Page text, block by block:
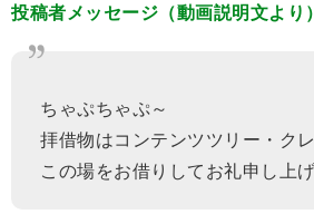
投稿者メッセージ（動画説明文より）
ちゃぷちゃぷ～
拝借物はコンテンツツリー・ク
この場をお借りしてお礼申し上げ